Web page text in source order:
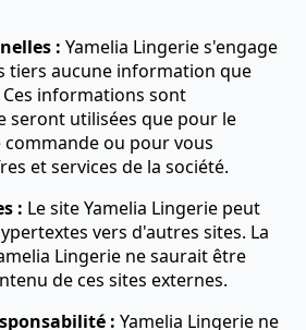
: Yamelia Lingerie s'engage
tiers aucune information que
informations sont
seront utilisées que pour le
ou pour vous
et services de la société.
: Le site Yamelia Lingerie peut
vers d'autres sites. La
Lingerie ne saurait être
de ces sites externes.
: Yamelia Lingerie ne